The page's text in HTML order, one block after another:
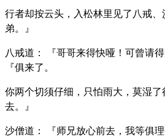
行者却按云头，入松林里见了八戒
弟。』
八戒道： 『哥哥来得快哑！可曾请
『俱来了。
你两个切须仔细，只怕雨大，莫湿
去。』
沙僧道： 『师兄放心前去，我等俱